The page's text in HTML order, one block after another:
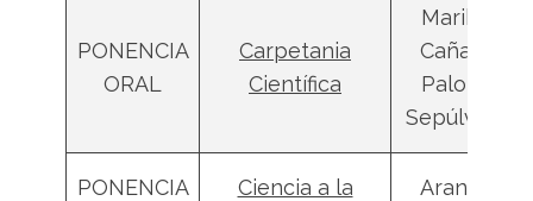
PONENCIA
ORAL
Carpetania
Científica
Maribel
Cañas y
Paloma
Sepúlveda
PONENCIA
Ciencia a la
Arantxa